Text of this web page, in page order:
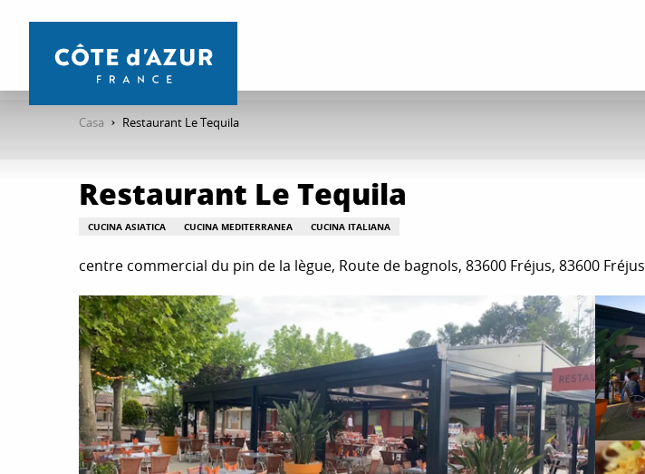
contenu
Casa Restaurant Le Tequila
Restaurant Le Tequila
CUCINA ASIATICA CUCINA MEDITERRANEA CUCINA ITALIANA
centre commercial du pin de la lègue, Route de bagnols, 83600 Fréjus, 83600 Fréjus